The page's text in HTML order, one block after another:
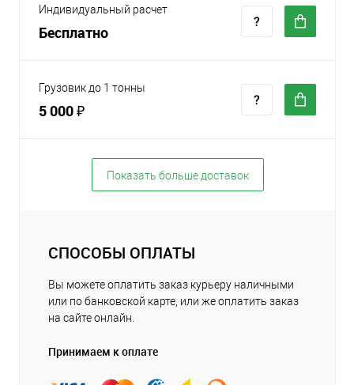
Индивидуальный расчет
Бесплатно
Грузовик до 1 тонны
5 000 ₽
Показать больше доставок
СПОСОБЫ ОПЛАТЫ
Вы можете оплатить заказ курьеру наличными
или по банковской карте, или же оплатить заказ
на сайте онлайн.
Принимаем к оплате